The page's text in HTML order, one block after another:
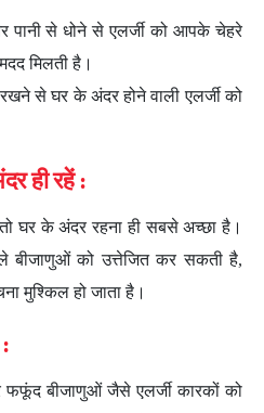
पानी से धोने से एलर्जी को आपके चेहरे
मिलती है।
से घर के अंदर होने वाली एलर्जी को
ही रहें :
तो घर के अंदर रहना ही सबसे अच्छा है।
बीजाणुओं को उत्तेजित कर सकती है,
मुश्किल हो जाता है।
बीजाणुओं जैसे एलर्जी कारकों को